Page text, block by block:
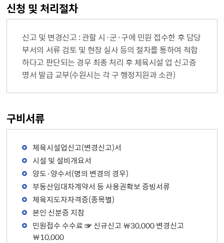
신청 및 처리절차
신고 및 변경신고 : 관할 시·군·구에 민원 접수한 후 담당
부서의 서류 검토 및 현장 실사 등의 절차를 통하여 적합
하다고 판단되는 경우 최종 처리 후 체육시설 업 신고증
명서 발급 교부(수원시는 각 구 행정지원과 소관)
구비서류
체육시설업신고(변경신고)서
시설 및 설비개요서
양도·양수서(명의 변경의 경우)
부동산임대차계약서 등 사용권확보 증빙서류
체육지도자자격증(종목별)
본인 신분증 지참
민원접수 수수료 ☞ 신규신고 ￦30,000 변경신고
￦10,000